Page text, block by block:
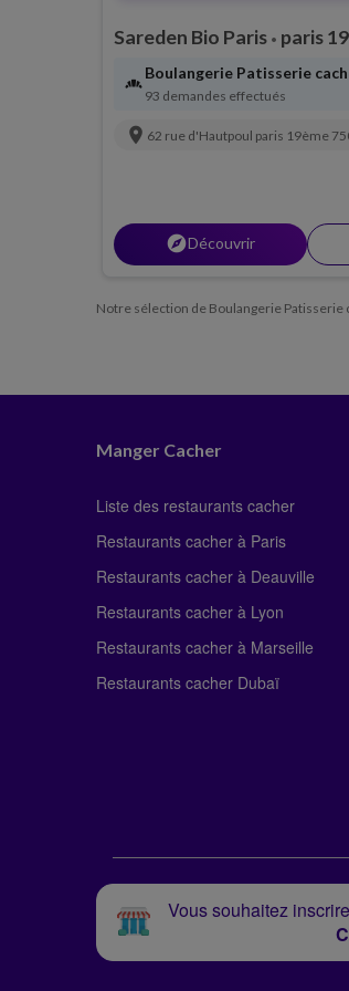
Sareden Bio Paris • paris
bakery_dining
Boulangerie Patisserie
93 demandes effectués
location_on 62 rue d'Hautpoul paris 19ème
explorerDécouvrir
Notre sélection de Boulangerie Patisserie
Manger Cacher
Liste des restaurants cacher
Restaurants cacher à Paris
Restaurants cacher à Deauville
Restaurants cacher à Lyon
Restaurants cacher à Marseille
Restaurants cacher Dubaï
Vous souhaitez